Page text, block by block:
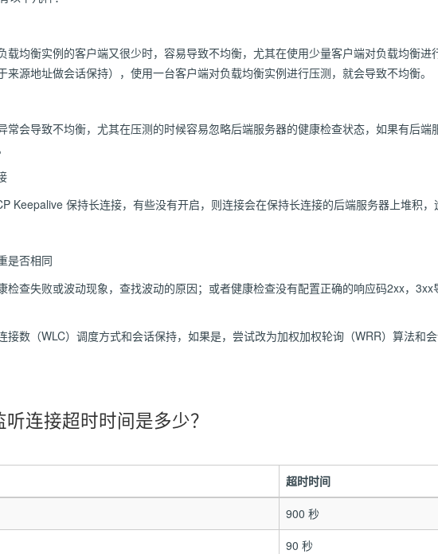
载均衡实例的客户端又很少时，容易导致不均衡，尤其在使用少量客户端对负载均衡进
来源地址做会话保持），使用一台客户端对负载均衡实例进行压测，就会导致不均衡。
常会导致不均衡，尤其在压测的时候容易忽略后端服务器的健康检查状态，如果有后
Keepalive 保持长连接，有些没有开启，则连接会在保持长连接的后端服务器上堆积，
是否相同
检查失败或波动现象，查找波动的原因；或者健康检查没有配置正确的响应码2xx，
接数（WLC）调度方式和会话保持，如果是，尝试改为加权加权轮询（WRR）算法和会
连接超时时间是多少？
超时时间
900 秒
90 秒